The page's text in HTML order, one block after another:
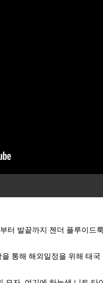
터 발끝까지 젠더 플루이드
통해 해외일정을 위해 태국